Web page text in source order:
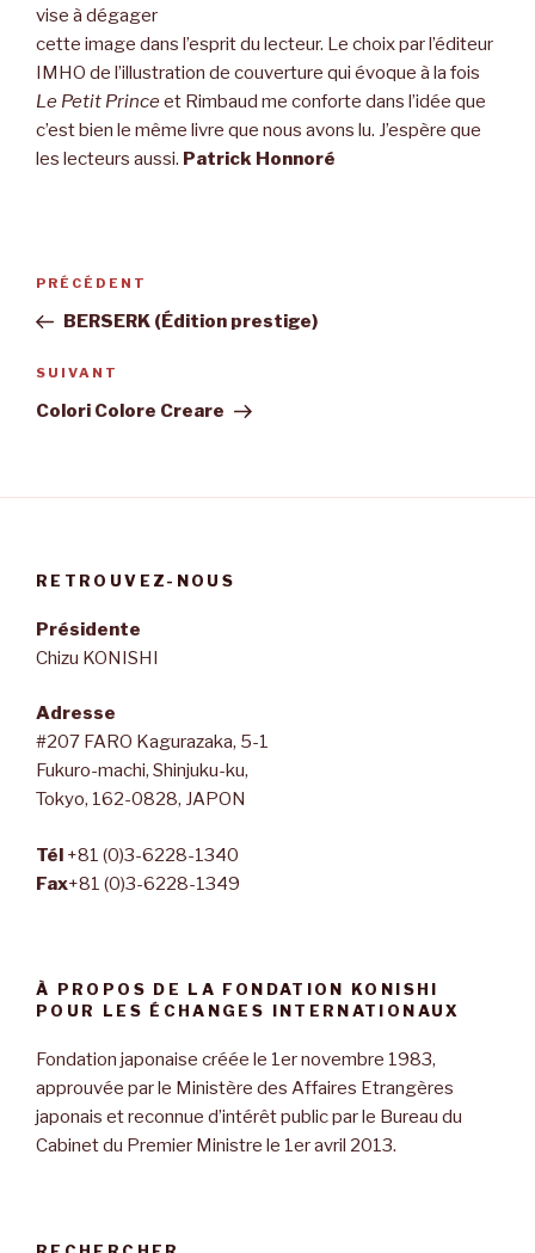
vise à dégager
cette image dans l’esprit du lecteur. Le choix par l’éditeur
IMHO de l’illustration de couverture qui évoque à la fois
Le Petit Princeet Rimbaud me conforte dans l’idée que
c’est bien le même livre que nous avons lu. J’espère que
les lecteurs aussi. Patrick Honnoré
Navigation
l’article
Article
précédent
PRÉCÉDENT
BERSERK (Édition prestige)
Article
suivant
SUIVANT
Colori Colore Creare
RETROUVEZ-NOUS
Présidente
Chizu KONISHI
Adresse
#207 FARO Kagurazaka, 5-1
Fukuro-machi, Shinjuku-ku,
Tokyo, 162-0828, JAPON
Tél +81 (0)3-6228-1340
Fax+81 (0)3-6228-1349
À PROPOS DE LA FONDATION KONISHI
POUR LES ÉCHANGES INTERNATIONAUX
Fondation japonaise créée le 1er novembre 1983,
approuvée par le Ministère des Affaires Etrangères
japonais et reconnue d’intérêt public par le Bureau du
Cabinet du Premier Ministre le 1er avril 2013.